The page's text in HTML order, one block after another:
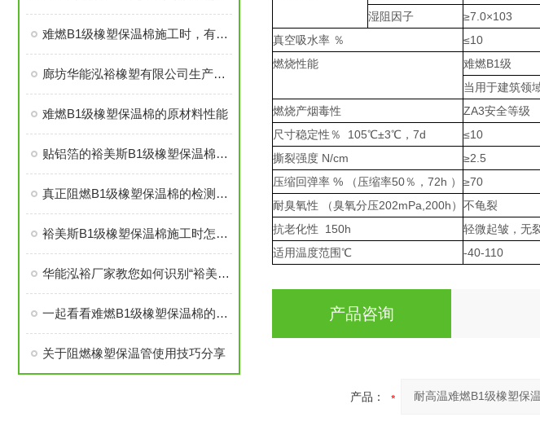
难燃B1级橡塑保温棉施工时，有些事情得注意
廊坊华能泓裕橡塑有限公司生产的圣裕德B1级橡塑保温棉为什么如此受欢迎？
难燃B1级橡塑保温棉的原材料性能
贴铝箔的裕美斯B1级橡塑保温棉优点技术指标
真正阻燃B1级橡塑保温棉的检测标准及技术指标
裕美斯B1级橡塑保温棉施工时怎样选配及体积计算方法
华能泓裕厂家教您如何识别“裕美斯”牌B1级橡塑保温棉产品
一起看看难燃B1级橡塑保温棉的原材料性能
关于阻燃橡塑保温管使用技巧分享
湿阻因子
≥7.0×103
真空吸水率 ％
≤10
燃烧性能
难燃B1级
当用于建筑领
燃烧产烟毒性
ZA3安全等级
尺寸稳定性％ 105℃±3℃，7d
≤10
撕裂强度 N/cm
≥2.5
压缩回弹率 % （压缩率50％，72h ）
≥70
耐臭氧性 （臭氧分压202mPa,200h） 不龟裂
抗老化性 150h
轻微起皱，无
适用温度范围℃
-40-110
产品咨询
产品：